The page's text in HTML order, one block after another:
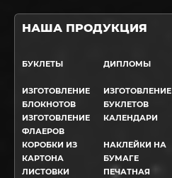
НАША ПРОДУКЦИЯ
БУКЛЕТЫ ДИПЛОМЫ
ИЗГОТОВЛЕНИЕ
БЛОКНОТОВ
ИЗГОТОВЛЕНИЕ
БУКЛЕТОВ
ИЗГОТОВЛЕНИЕ
ФЛАЕРОВ
КАЛЕНДАРИ
КОРОБКИ ИЗ
КАРТОНА
НАКЛЕЙКИ НА
БУМАГЕ
ЛИСТОВКИ
ПЕЧАТНАЯ